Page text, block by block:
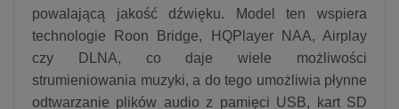
powalającą jakość dźwięku. Model ten wspiera
technologie Roon Bridge, HQPlayer NAA, Airplay
czy DLNA, co daje wiele możliwości
strumieniowania muzyki, a do tego umożliwia płynne
odtwarzanie plików audio z pamięci USB, kart SD